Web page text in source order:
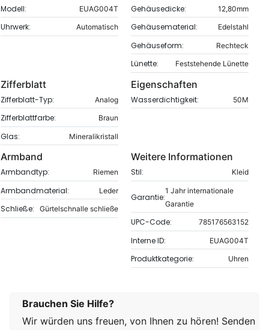
Modell: EUAG004T
Uhrwerk: Automatisch
Gehäusedicke: 12,80mm
Gehäusematerial: Edelstahl
Gehäuseform: Rechteck
Lünette: Feststehende Lünette
Zifferblatt
Zifferblatt-Typ: Analog
Zifferblattfarbe: Braun
Glas: Mineralikristall
Eigenschaften
Wasserdichtigkeit: 50M
Armband
Armbandtyp: Riemen
Armbandmaterial: Leder
Schließe: Gürtelschnalle schließe
Weitere Informationen
Stil: Kleid
Garantie:
1 Jahr internationale
Garantie
UPC-Code: 785176563152
Interne ID: EUAG004T
Produktkategorie: Uhren
Brauchen Sie Hilfe?
Wir würden uns freuen, von Ihnen zu hören! Senden